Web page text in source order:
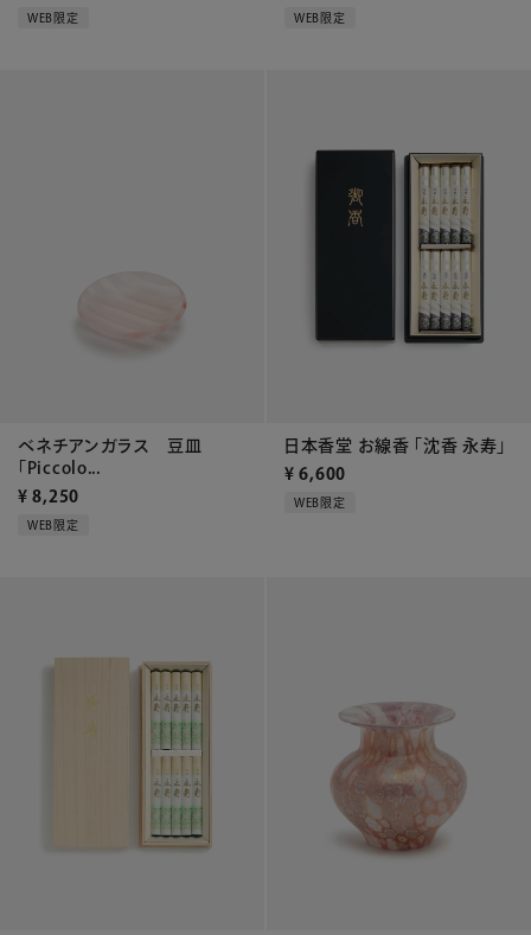
WEB限定 WEB限定
ベネチアンガラス 豆皿
「Piccolo...
¥ 8,250
WEB限定
日本香堂 お線香 「沈香 永寿」
¥ 6,600
WEB限定